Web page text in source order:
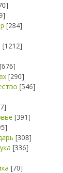
[284]
[1212]
[676]
[290]
[546]
[391]
[308]
[336]
[70]